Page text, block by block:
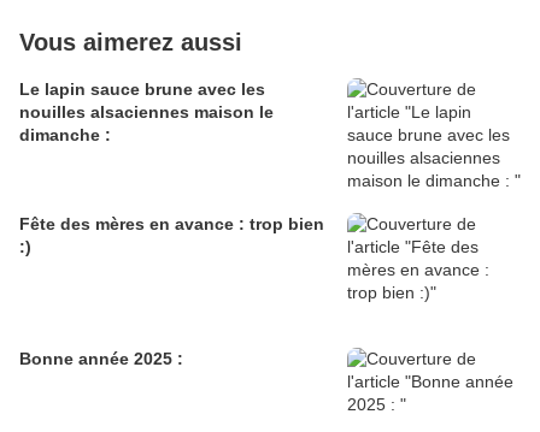
Vous aimerez aussi
Le lapin sauce brune avec les
nouilles alsaciennes maison le
dimanche :
Fête des mères en avance : trop bien
:)
Bonne année 2025 :